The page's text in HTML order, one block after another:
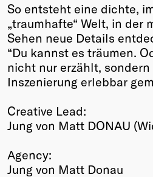
So entsteht eine dichte,
„traumhafte“ Welt, in der
Sehen neue Details
“Du kannst es träumen.
nicht nur erzählt,
Inszenierung erlebbar
Creative Lead:
Jung von Matt DONAU
Agency:
Jung von Matt Donau